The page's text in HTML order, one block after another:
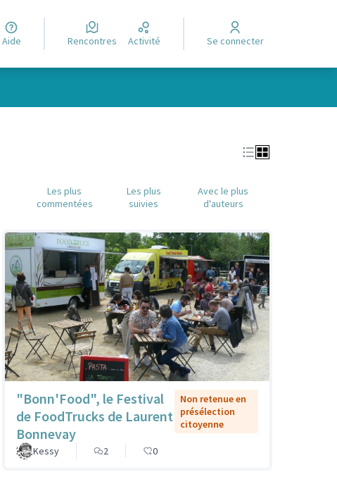
Aide Rencontres Activité Se connecter
Les plus
commentées
Les plus
suivies
Avec le plus
d'auteurs
"Bonn'Food", le Festival
de FoodTrucks de Laurent
Bonnevay
Non retenue en
présélection
citoyenne
Kessy 2 0